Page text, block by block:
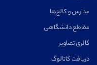
مدارس و کالج‌ها
مقاطع دانشگاهی
گالری تصاویر
دریافت کاتالوگ